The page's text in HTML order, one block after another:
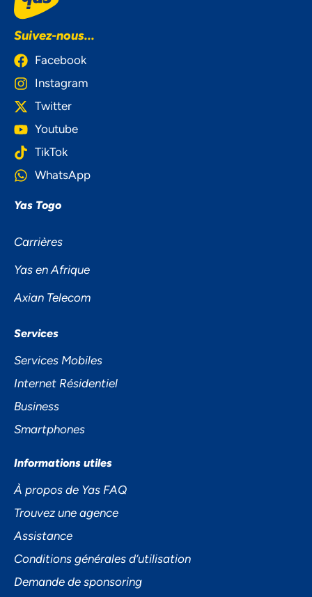
Suivez-nous...
Facebook
Instagram
Twitter
Youtube
TikTok
WhatsApp
Yas Togo
Carrières
Yas en Afrique
Axian Telecom
Services
Services Mobiles
Internet Résidentiel
Business
Smartphones
Informations utiles
À propos de Yas FAQ
Trouvez une agence
Assistance
Conditions générales d’utilisation
Demande de sponsoring
NOUS ACCORDONS DE
L'IMPORTANCE À VOTRE VIE
PRIVÉE